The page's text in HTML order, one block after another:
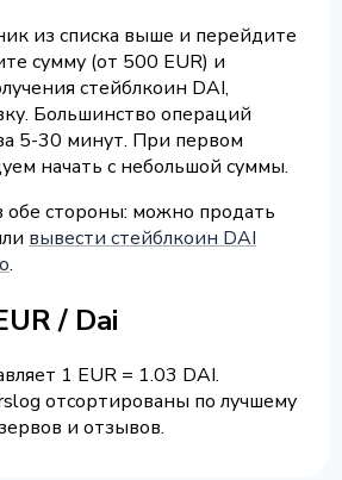
из списка выше и перейдите
сумму (от 500 EUR) и
стейблкоин DAI,
Большинство операций
5-30 минут. При первом
начать с небольшой суммы.
обе стороны: можно продать
вывести стейблкоин DAI
.
/ Dai
1 EUR = 1.03 DAI.
отсортированы по лучшему
и отзывов.